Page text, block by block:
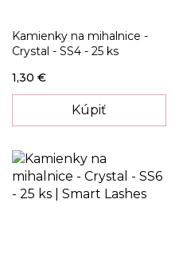
Kamienky na mihalnice -
Crystal - SS4 - 25 ks
1,30 €
Kúpiť